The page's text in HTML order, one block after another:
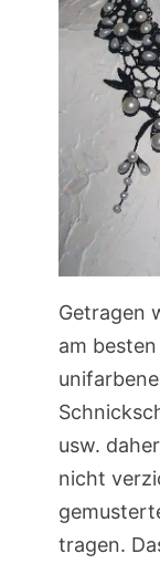
Getragen
am
usw.
nicht
tragen.